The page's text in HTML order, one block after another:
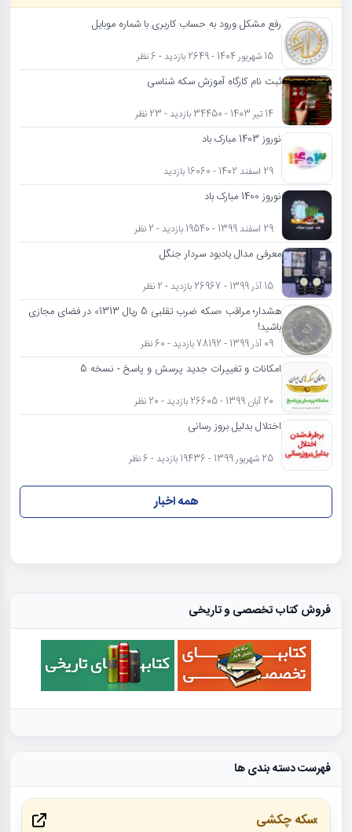
رفع مشکل ورود به حساب کاربری با شماره موبایل
15 شهریور 1404 - 2649 بازدید - 6 نظر
ثبت نام کارگاه آموزش سکه شناسی
14 تیر 1403 - 34450 بازدید - 23 نظر
نوروز 1403 مبارک باد
29 اسفند 1402 - 16060 بازدید
نوروز 1400 مبارک باد
29 اسفند 1399 - 19540 بازدید - 2 نظر
معرفی مدال یادبود سردار جنگل
15 آذر 1399 - 26967 بازدید - 2 نظر
هشدار؛ مراقب «سکه ضرب تقلبی 5 ریال 1313» در فضای مجازی
باشید!
09 آذر 1399 - 78192 بازدید - 60 نظر
امکانات و تغییرات جدید پرسش و پاسخ - نسخه 5
20 آبان 1399 - 26605 بازدید - 20 نظر
اختلال بدلیل بروز رسانی
25 شهریور 1399 - 19436 بازدید - 6 نظر
همه اخبار
فروش کتاب تخصصی و تاریخی
فهرست دسته بندی ها
سکه چکشی